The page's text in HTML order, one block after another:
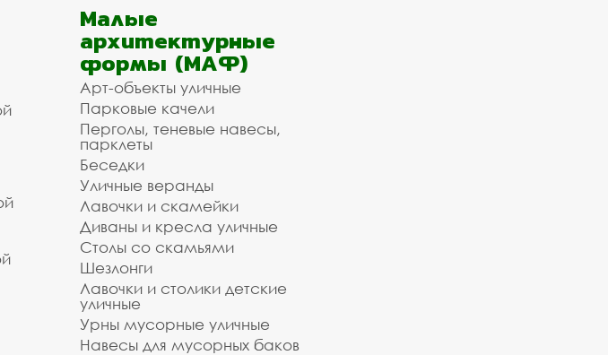
Малые
архитектурные
формы (МАФ)
Арт-объекты уличные
Парковые качели
Перголы, теневые навесы,
парклеты
Беседки
Уличные веранды
Лавочки и скамейки
Диваны и кресла уличные
Столы со скамьями
Шезлонги
Лавочки и столики детские
уличные
Урны мусорные уличные
Навесы для мусорных баков